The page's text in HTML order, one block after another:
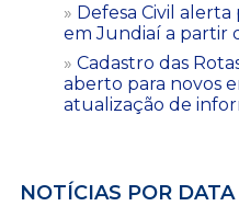
Defesa Civil
em Jundiaí a partir
Cadastro das
aberto para novos
atualização de
NOTÍCIAS POR DATA